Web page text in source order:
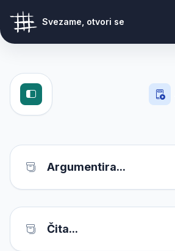
Svezame, otvori se
Argumentira...
Čita...